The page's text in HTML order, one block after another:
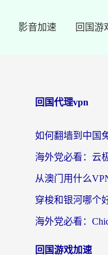
影音加速 回国游
回国代理vpn
回国游戏加速